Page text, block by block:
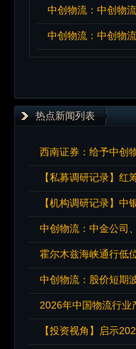
中创物流：中创物
中创物流：中创物
热点新闻列表
西南证券：给予中创
【私募调研记录】
【机构调研记录】
中创物流：中金公司
霍尔木兹海峡通行低
中创物流：股价短期
【投资视角】启示